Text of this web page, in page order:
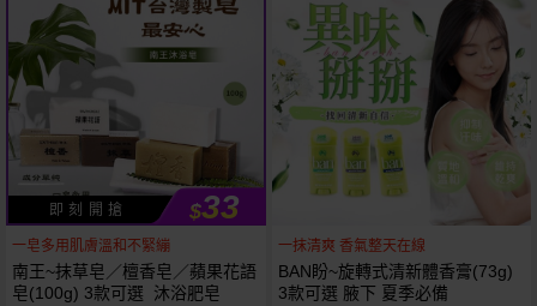
即 刻 開 搶 $33
一皂多用肌膚溫和不緊繃
南王~抹草皂／檀香皂／蘋果花語
皂(100g) 3款可選 沐浴肥皂
一抹清爽 香氣整天在線
BAN盼~旋轉式清新體香膏(73g)
3款可選 腋下 夏季必備